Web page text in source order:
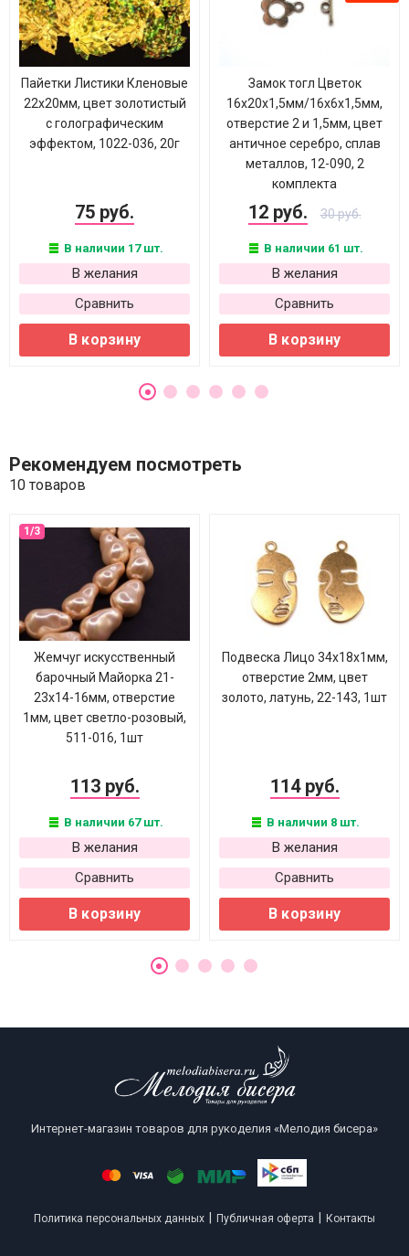
Пайетки Листики Кленовые
22х20мм, цвет золотистый
c голографическим
эффектом, 1022-036, 20г
75 руб.
В наличии 17 шт.
В желания
Сравнить
В корзину
Замок тогл Цветок
16х20х1,5мм/16х6х1,5мм,
отверстие 2 и 1,5мм, цвет
античное серебро, сплав
металлов, 12-090, 2
комплекта
12 руб. 30 руб.
В наличии 61 шт.
В желания
Сравнить
В корзину
Рекомендуем посмотреть
10 товаров
Жемчуг искусственный
барочный Майорка 21-
23х14-16мм, отверстие
1мм, цвет светло-розовый,
511-016, 1шт
113 руб.
В наличии 67 шт.
В желания
Сравнить
В корзину
Подвеска Лицо 34х18х1мм,
отверстие 2мм, цвет
золото, латунь, 22-143, 1шт
114 руб.
В наличии 8 шт.
В желания
Сравнить
В корзину
Интернет-магазин товаров для рукоделия «Мелодия бисера»
Политика персональных данных Публичная оферта Контакты